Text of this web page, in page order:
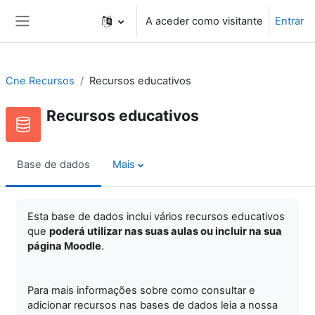
A aceder como visitante Entrar
Cne Recursos Recursos educativos
Recursos educativos
Base de dados Mais
Esta base de dados inclui vários recursos educativos
que poderá utilizar nas suas aulas ou incluir na sua
página Moodle.
Para mais informações sobre como consultar e
adicionar recursos nas bases de dados leia a nossa